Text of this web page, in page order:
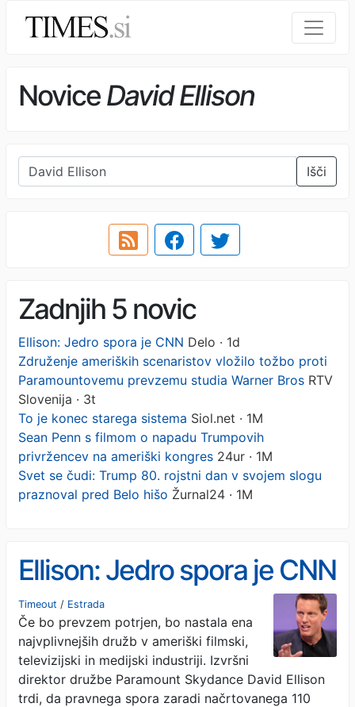
NoviceDavid Ellison
Išči
Zadnjih 5 novic
Ellison: Jedro spora je CNN Delo · 1d
Združenje ameriških scenaristov vložilo tožbo proti
Paramountovemu prevzemu studia Warner Bros RTV
Slovenija · 3t
To je konec starega sistema Siol.net · 1M
Sean Penn s filmom o napadu Trumpovih
privržencev na ameriški kongres 24ur · 1M
Svet se čudi: Trump 80. rojstni dan v svojem slogu
praznoval pred Belo hišo Žurnal24 · 1M
Ellison: Jedro spora je CNN
Timeout / Estrada
Če bo prevzem potrjen, bo nastala ena
najvplivnejših družb v ameriški filmski,
televizijski in medijski industriji. Izvršni
direktor družbe Paramount Skydance David Ellison
trdi, da pravnega spora zaradi načrtovanega 110